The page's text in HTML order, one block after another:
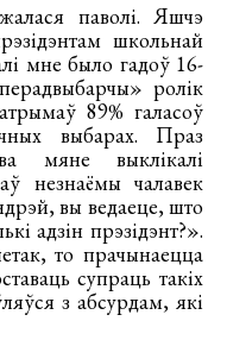
паволі. Яшчэ
школьнай
мне было гадоў 16-
ролік
89% галасоў
выбарах. Праз
мяне выклікалі
незнаёмы чалавек
вы ведаеце, што
адзін прэзідэнт?».
то прачынаецца
супраць такіх
з абсурдам, які